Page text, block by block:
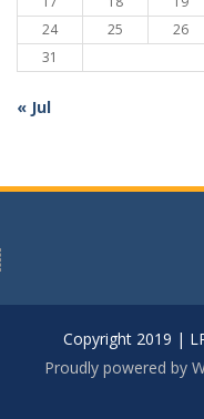
24
25 26
31
« Jul
Copyright 2019 |
Proudly powered by